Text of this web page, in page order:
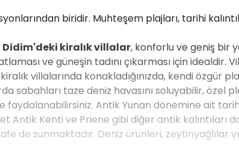
biridir. Muhteşem plajları, tarihi
Didim'deki kiralık villalar, konforlu ve geniş bir
ve güneşin tadını çıkarması için idealdir.
villalarında konakladığınızda, kendi özgür
sabahları taze deniz havasını soluyabilir, özel
Antik Yunan dönemine ait
Antik Kenti ve Priene gibi diğer antik kalıntıları
de sunmaktadır. Deniz ürünleri, zeytinyağlılar